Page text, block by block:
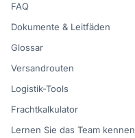
FAQ
Dokumente & Leitfäden
Glossar
Versandrouten
Logistik-Tools
Frachtkalkulator
Lernen Sie das Team kennen